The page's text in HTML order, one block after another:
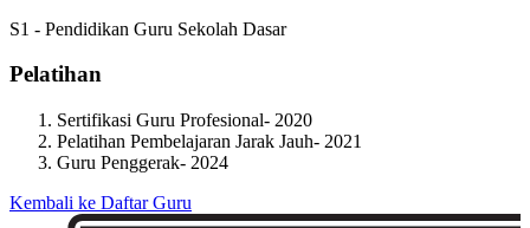
S1 - Pendidikan Guru Sekolah Dasar
Pelatihan
Sertifikasi Guru Profesional- 2020
Pelatihan Pembelajaran Jarak Jauh- 2021
Guru Penggerak- 2024
Kembali ke Daftar Guru